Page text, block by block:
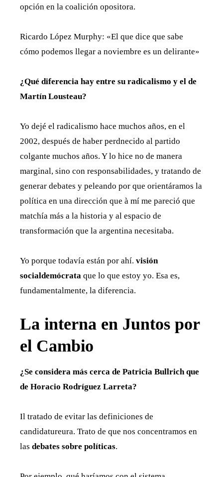
opción en la coalición opositora.
Ricardo López Murphy: «El que dice que sabe
cómo podemos llegar a noviembre es un delirante»
¿Qué diferencia hay entre su radicalismo y el de
Martín Lousteau?
Yo dejé el radicalismo hace muchos años, en el
2002, después de haber perdnecido al partido
colgante muchos años. Y lo hice no de manera
marginal, sino con responsabilidades, y tratando de
generar debates y peleando por que orientáramos la
política en una dirección que à mí me pareció que
matchía más a la historia y al espacio de
transformación que la argentina necesitaba.
Yo porque todavía están por ahí. visión
socialdemócrata que lo que estoy yo. Esa es,
fundamentalmente, la diferencia.
La interna en Juntos por
el Cambio
¿Se considera más cerca de Patricia Bullrich que
de Horacio Rodríguez Larreta?
Il tratado de evitar las definiciones de
candidatureura. Trato de que nos concentramos en
las debates sobre políticas.